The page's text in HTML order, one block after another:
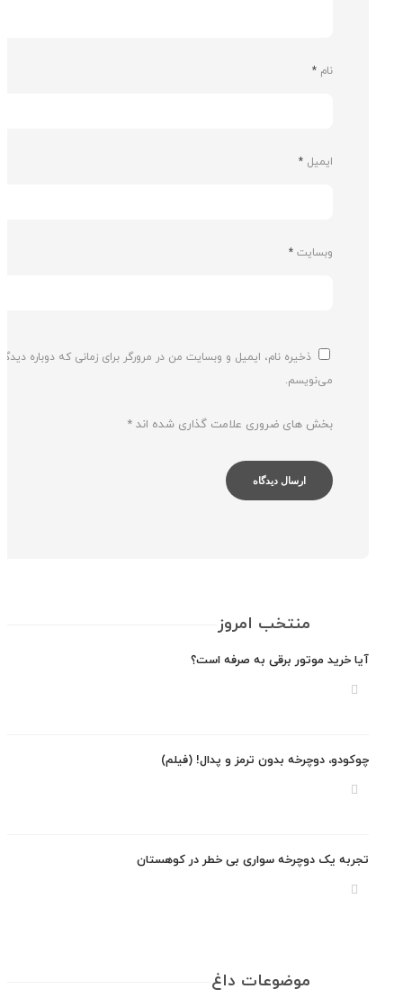
ذخیره نام، ایمیل و وبسایت من در مرورگر برای زمانی که دوباره دیدگاهی
بخش های ضروری علامت گذاری شده اند *
منتخب امروز
خرید موتور برقی به صرفه است؟
دوچرخه بدون ترمز و پدال! (فیلم)
یک دوچرخه سواری بی خطر در کوهستان
موضوعات داغ